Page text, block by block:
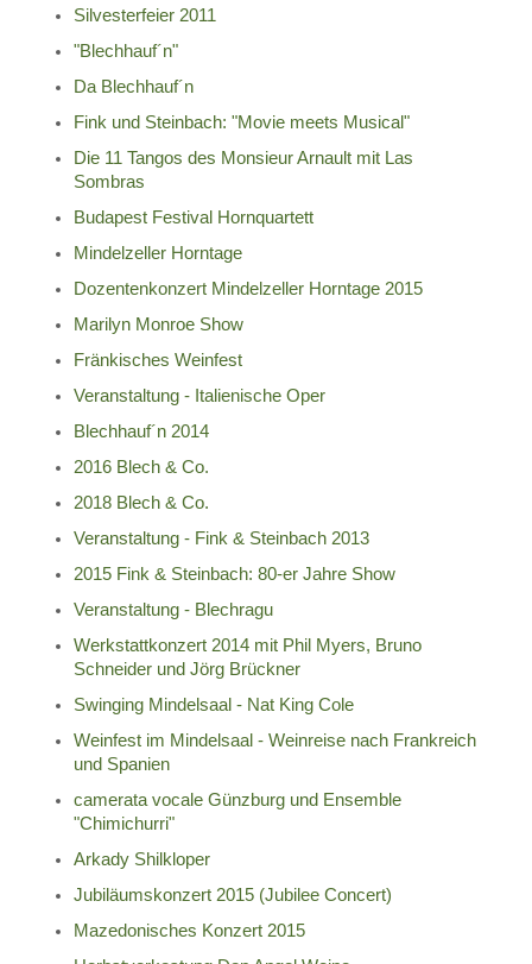
Silvesterfeier 2011
"Blechhauf´n"
Da Blechhauf´n
Fink und Steinbach: "Movie meets Musical"
Die 11 Tangos des Monsieur Arnault mit Las
Sombras
Budapest Festival Hornquartett
Mindelzeller Horntage
Dozentenkonzert Mindelzeller Horntage 2015
Marilyn Monroe Show
Fränkisches Weinfest
Veranstaltung - Italienische Oper
Blechhauf´n 2014
2016 Blech & Co.
2018 Blech & Co.
Veranstaltung - Fink & Steinbach 2013
2015 Fink & Steinbach: 80-er Jahre Show
Veranstaltung - Blechragu
Werkstattkonzert 2014 mit Phil Myers, Bruno
Schneider und Jörg Brückner
Swinging Mindelsaal - Nat King Cole
Weinfest im Mindelsaal - Weinreise nach Frankreich
und Spanien
camerata vocale Günzburg und Ensemble
"Chimichurri"
Arkady Shilkloper
Jubiläumskonzert 2015 (Jubilee Concert)
Mazedonisches Konzert 2015